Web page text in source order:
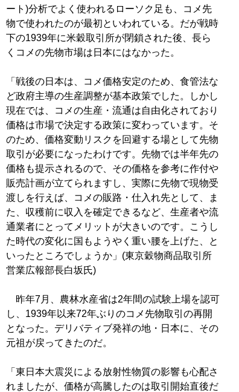
ート)分析でよく使われるローソク足も、コメ先
物で使われたのが最初といわれている。だが戦時
下の1939年に米穀取引所が閉鎖された後、長ら
くコメの先物市場は日本にはなかった。
「戦後の日本は、コメ価格安定のため、食管法な
ど政府主導の生産調整が基本政策でした。しかし
現在では、コメの生産・流通は自由化されており
価格は市場で決定する政策に変わっています。そ
のため、価格変動リスクを回避する場として先物
取引が必要になったわけです。先物では半年先の
価格も提示されるので、その価格を参考に作付や
販売計画が立てられますし、実際に先物で現物受
渡しを行えば、コメの販路・仕入れ先として、ま
た、収穫前に収入を確定できるなど、生産者や流
通業者にとってメリットが大きいのです。こうし
た時代の変化に国もようやく重い腰を上げた、と
いったところでしょうか」(東京穀物商品取引所
営業広報部長白坂氏)
昨年7月、農林水産省は2年間の試験上場を認可
し、1939年以来72年ぶりのコメ先物取引の再開
となった。デリバティブ発祥の地・日本に、その
元祖が戻ってきたのだ。
「東日本大震災による放射性物質の影響も心配さ
れましたが、価格が高騰したのは取引開始直後だ